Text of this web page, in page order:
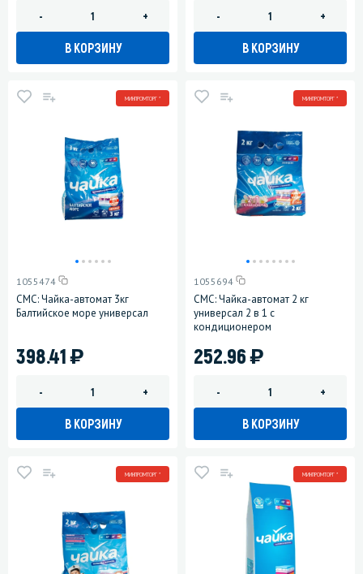
- +
В КОРЗИНУ
- +
В КОРЗИНУ
МИНПРОМТОРГ *
1055474
СМС: Чайка-автомат 3кг
Балтийское море универсал
398.41)
- +
В КОРЗИНУ
МИНПРОМТОРГ *
1055694
СМС: Чайка-автомат 2 кг
универсал 2 в 1 с
кондиционером
252.96)
- +
В КОРЗИНУ
МИНПРОМТОРГ * МИНПРОМТОРГ *